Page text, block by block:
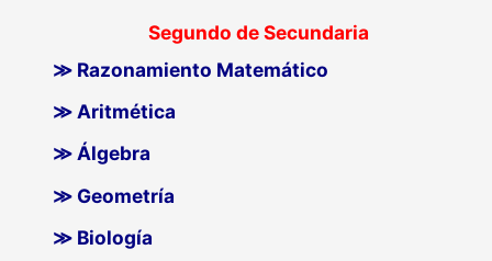
Segundo de Secundaria
≫ Razonamiento Matemático
≫ Aritmética
≫ Álgebra
≫ Geometría
≫ Biología